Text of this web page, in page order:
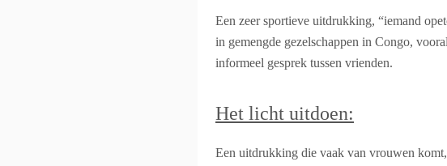
Een zeer sportieve uitdrukking, “iemand
in gemengde gezelschappen in Congo,
informeel gesprek tussen vrienden.
Het licht uitdoen:
Een uitdrukking die vaak van vrouwen